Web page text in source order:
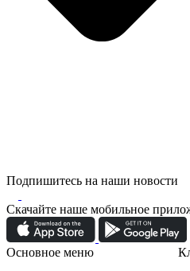
Подпишитесь на наши новости
Скачайте наше мобильное
Основное меню